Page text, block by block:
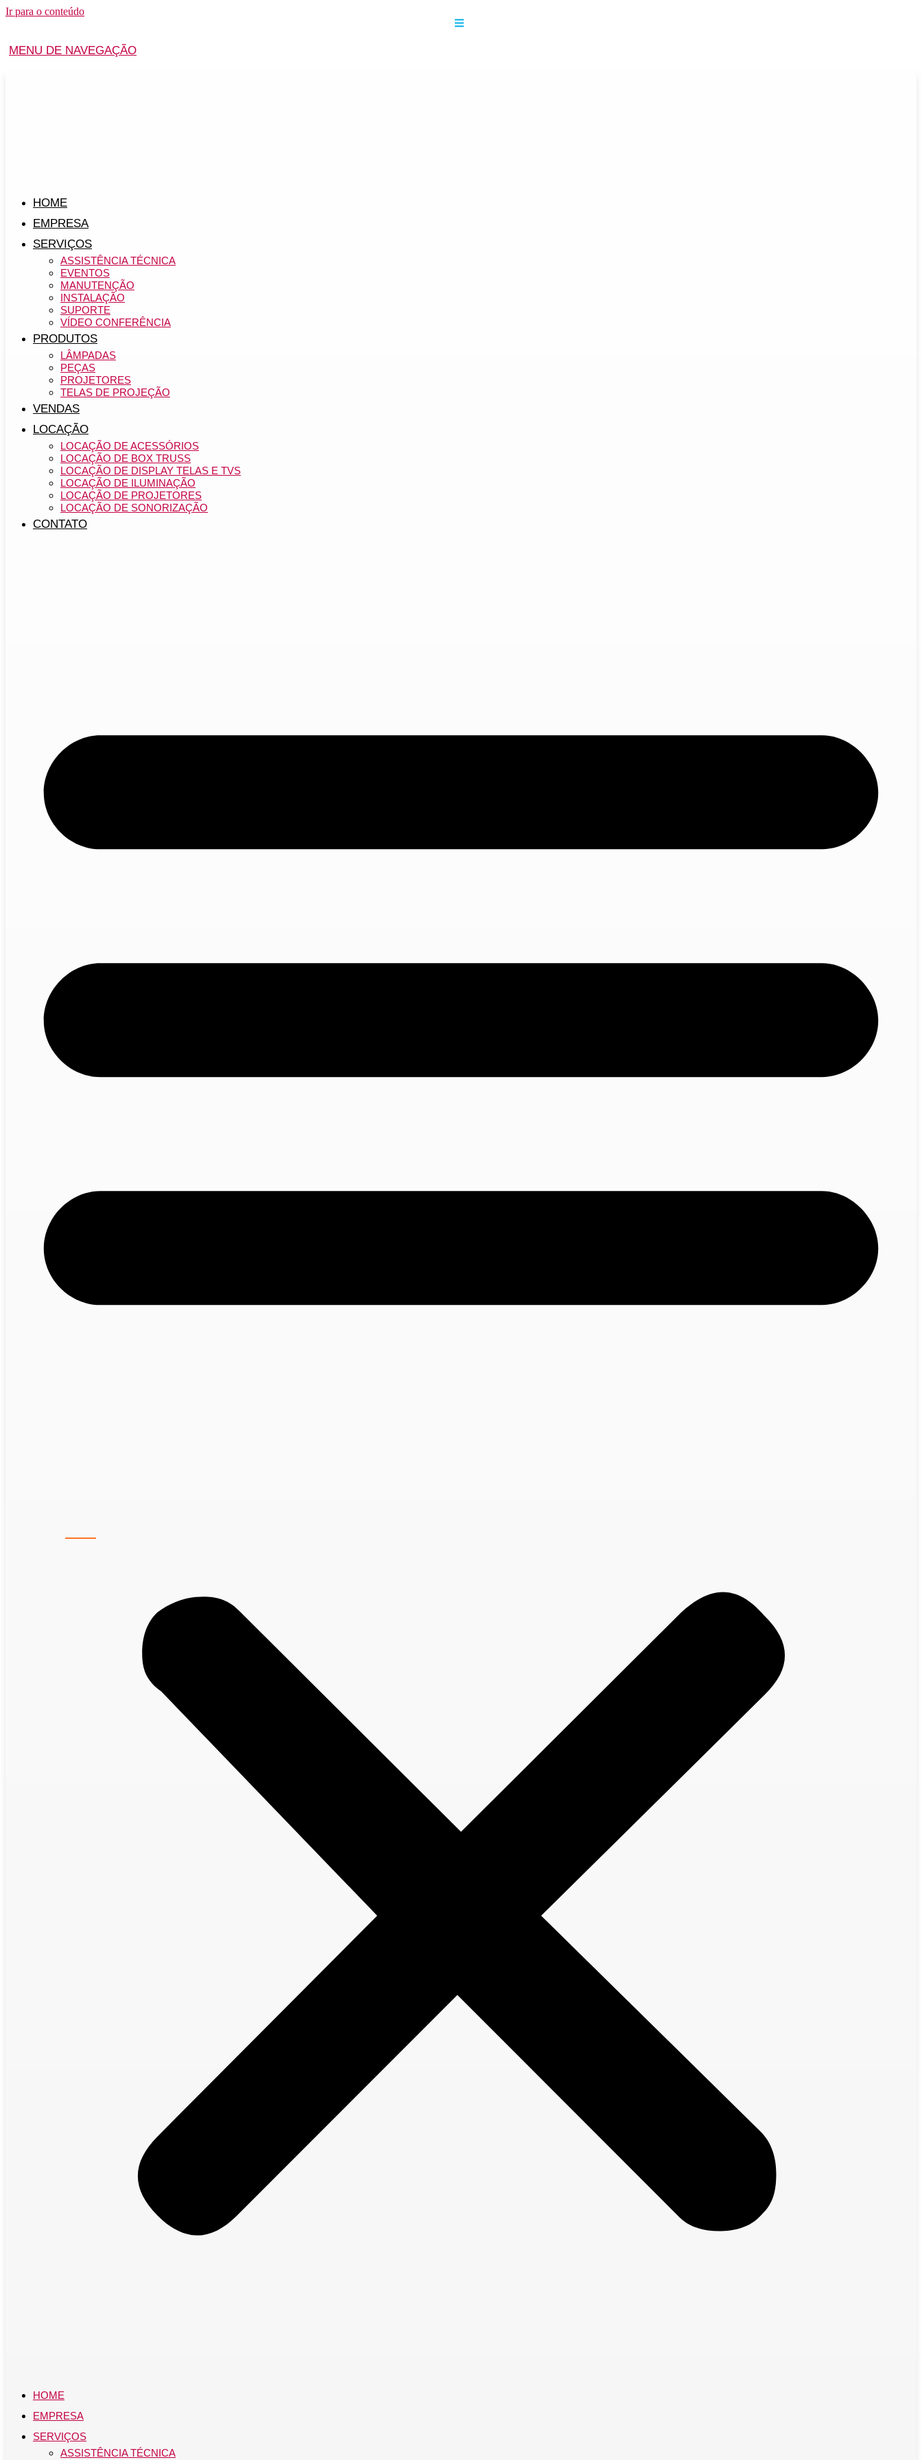
Ir para o conteúdo
MENU DE NAVEGAÇÃO
HOME
EMPRESA
SERVIÇOS
ASSISTÊNCIA TÉCNICA
EVENTOS
MANUTENÇÃO
INSTALAÇÃO
SUPORTE
VÍDEO CONFERÊNCIA
PRODUTOS
LÂMPADAS
PEÇAS
PROJETORES
TELAS DE PROJEÇÃO
VENDAS
LOCAÇÃO
LOCAÇÃO DE ACESSÓRIOS
LOCAÇÃO DE BOX TRUSS
LOCAÇÃO DE DISPLAY TELAS E TVS
LOCAÇÃO DE ILUMINAÇÃO
LOCAÇÃO DE PROJETORES
LOCAÇÃO DE SONORIZAÇÃO
CONTATO
HOME
EMPRESA
SERVIÇOS
ASSISTÊNCIA TÉCNICA